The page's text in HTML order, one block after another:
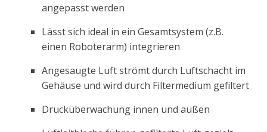
angepasst werden
Lässt sich ideal in ein Gesamtsystem (z.B.
einen Roboterarm) integrieren
Angesaugte Luft strömt durch Luftschacht im
Gehäuse und wird durch Filtermedium gefiltert
Drucküberwachung innen und außen